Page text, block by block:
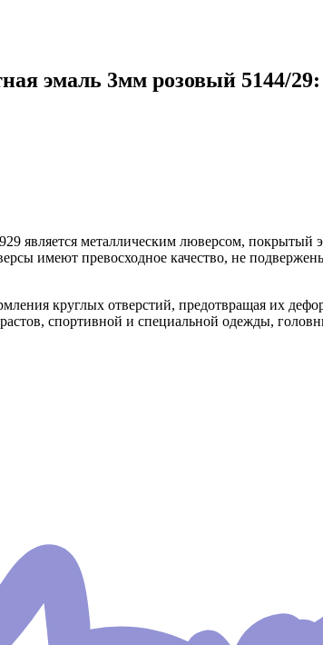
эмаль 3мм розовый 5144/
является металлическим люверсом,
имеют превосходное качество, не
круглых отверстий, предотвращая их
спортивной и специальной одежды,